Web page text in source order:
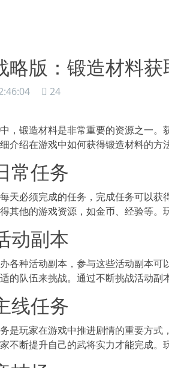
略版：锻造材料获
24
，锻造材料是非常重要的资源之一
绍在游戏中如何获得锻造材料的
常任务
天必须完成的任务，完成任务可以
他的游戏资源，如金币、经验等。玩家应
动副本
各种活动副本，参与这些活动副本
队伍来挑战。通过不断挑战活动副本，
线任务
任务是玩家在游戏中推进剧情的
不断提升自己的武将实力才能完成。